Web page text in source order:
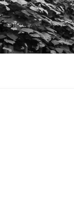
Перейти
к
содержимому